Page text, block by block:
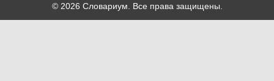
© 2026 Словариум. Все права защищены.